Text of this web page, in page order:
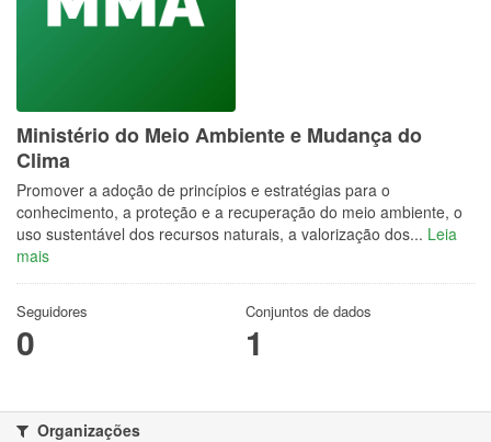
Ministério do Meio Ambiente e Mudança do
Clima
Promover a adoção de princípios e estratégias para o
conhecimento, a proteção e a recuperação do meio ambiente, o
uso sustentável dos recursos naturais, a valorização dos... Leia
mais
Seguidores
0
Conjuntos de dados
1
Organizações